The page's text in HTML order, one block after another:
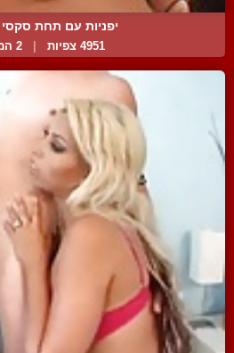
יפניות עם תחת
4951 צפיות | 2 המלצות